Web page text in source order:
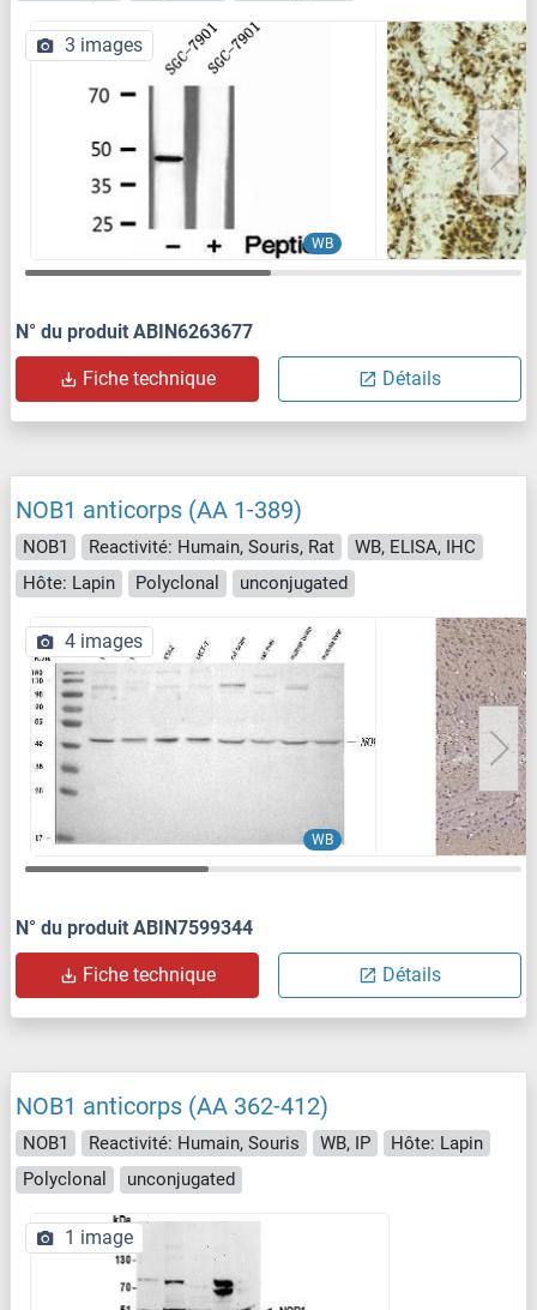
WB
3 images
N° du produit ABIN6263677
Fiche technique Détails
NOB1 anticorps (AA 1-389)
NOB1 Reactivité: Humain, Souris, Rat
WB, ELISA, IHC
Hôte: Lapin
Polyclonal unconjugated
WB
4 images
N° du produit ABIN7599344
Fiche technique Détails
NOB1 anticorps (AA 362-412)
NOB1 Reactivité: Humain, Souris WB, IP
Hôte: Lapin
Polyclonal
unconjugated
1 image